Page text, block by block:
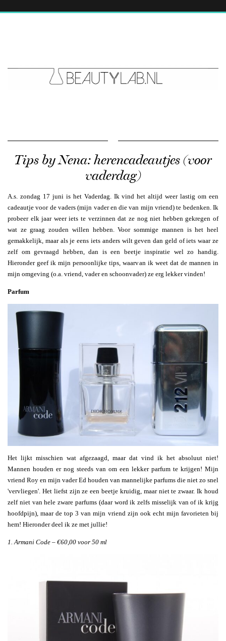
Tips by Nena: herencadeautjes (voor
vaderdag)
A.s. zondag 17 juni is het Vaderdag. Ik vind het altijd weer lastig om een
cadeautje voor de vaders (mijn vader en die van mijn vriend) te bedenken. Ik
probeer elk jaar weer iets te verzinnen dat ze nog niet hebben gekregen of
wat ze graag zouden willen hebben. Voor sommige mannen is het heel
gemakkelijk, maar als je eens iets anders wilt geven dan geld of iets waar ze
zelf om gevraagd hebben, dan is een beetje inspiratie wel zo handig.
Hieronder geef ik mijn persoonlijke tips, waarvan ik weet dat de mannen in
mijn omgeving (o.a. vriend, vader en schoonvader) ze erg lekker vinden!
Parfum
Het lijkt misschien wat afgezaagd, maar dat vind ik het absoluut niet!
Mannen houden er nog steeds van om een lekker parfum te krijgen! Mijn
vriend Roy en mijn vader Ed houden van mannelijke parfums die niet zo snel
'vervliegen'. Het liefst zijn ze een beetje kruidig, maar niet te zwaar. Ik houd
zelf niet van hele zware parfums (daar word ik zelfs misselijk van of ik krijg
hoofdpijn), maar de top 3 van mijn vriend zijn ook echt mijn favorieten bij
hem! Hieronder deel ik ze met jullie!
1. Armani Code – €60,00 voor 50 ml